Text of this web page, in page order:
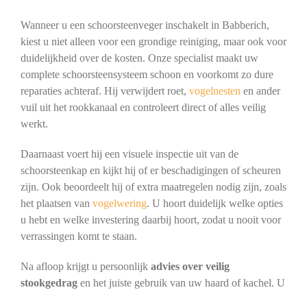
Wanneer u een schoorsteenveger inschakelt in Babberich,
kiest u niet alleen voor een grondige reiniging, maar ook voor
duidelijkheid over de kosten. Onze specialist maakt uw
complete schoorsteensysteem schoon en voorkomt zo dure
reparaties achteraf. Hij verwijdert roet, vogelnesten en ander
vuil uit het rookkanaal en controleert direct of alles veilig
werkt.
Daarnaast voert hij een visuele inspectie uit van de
schoorsteenkap en kijkt hij of er beschadigingen of scheuren
zijn. Ook beoordeelt hij of extra maatregelen nodig zijn, zoals
het plaatsen van vogelwering. U hoort duidelijk welke opties
u hebt en welke investering daarbij hoort, zodat u nooit voor
verrassingen komt te staan.
Na afloop krijgt u persoonlijk advies over veilig
stookgedragen het juiste gebruik van uw haard of kachel. U